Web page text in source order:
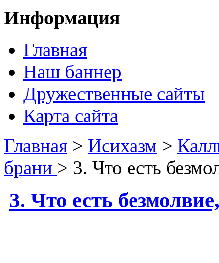
Информация
Главная
Наш баннер
Дружественные сайты
Карта сайта
Главная > Исихазм >
брани > 3. Что есть
3. Что есть